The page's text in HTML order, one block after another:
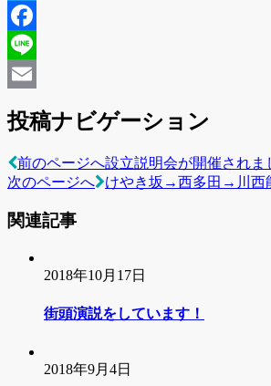
投稿ナビゲーション
前のページへ設立説明会が開催されま
次のページへ
けやき坂→西多田→川西
関連記事
2018年10月17日
街頭演説をしています！
2018年9月4日